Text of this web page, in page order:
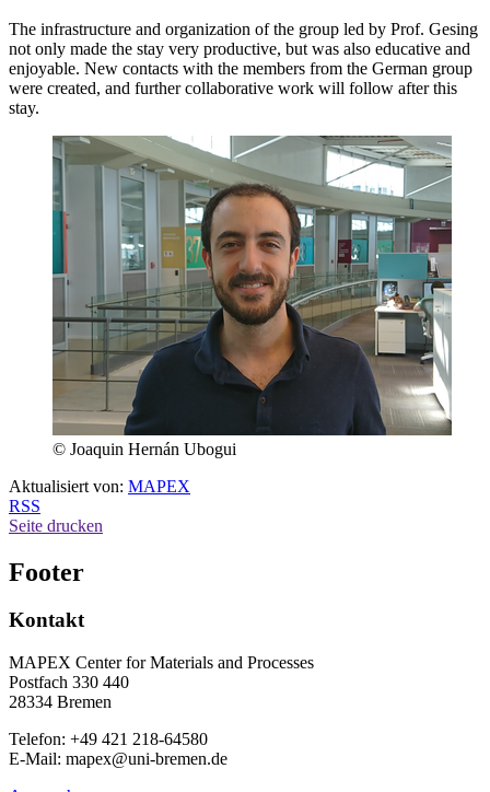
The infrastructure and organization of the group led by Prof. Gesing
not only made the stay very productive, but was also educative and
enjoyable. New contacts with the members from the German group
were created, and further collaborative work will follow after this
stay.
© Joaquin Hernán Ubogui
Aktualisiert von: MAPEX
RSS
Seite drucken
Footer
Kontakt
MAPEX Center for Materials and Processes
Postfach 330 440
28334 Bremen
Telefon: +49 421 218-64580
E-Mail: mapex@uni-bremen.de